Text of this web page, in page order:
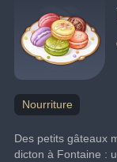
Nourriture
Des petits gâteaux
dicton à Fontaine :